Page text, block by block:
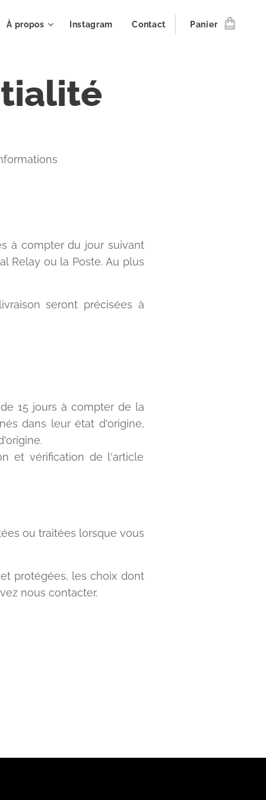
À propos Instagram Contact Panier
à compter du jour suivant
Relay ou la Poste. Au plus
seront précisées à
15 jours à compter de la
dans leur état d'origine,
et vérification de l'article
ou traitées lorsque vous
protégées, les choix dont
nous contacter.